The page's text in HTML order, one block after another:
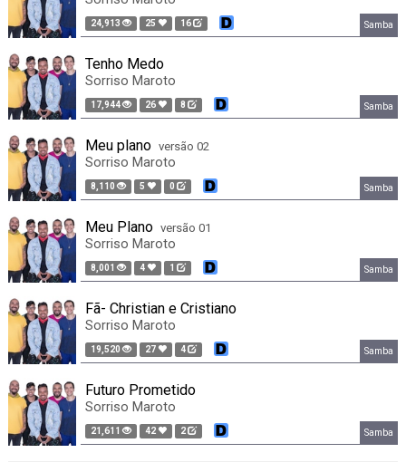
24,913 25 16 Samba
Tenho Medo
Sorriso Maroto
17,944 26 8 Samba
Meu plano versão 02
Sorriso Maroto
8,110 5 0 Samba
Meu Plano versão 01
Sorriso Maroto
8,001 4 1 Samba
Fã- Christian e Cristiano
Sorriso Maroto
19,520 27 4 Samba
Futuro Prometido
Sorriso Maroto
21,611 42 2 Samba